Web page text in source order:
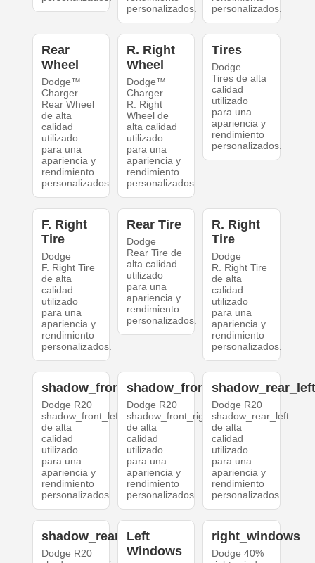
personalizados.
personalizados.
Rear
Wheel
Dodge™
Charger
Rear Wheel
de alta
calidad
utilizado
para una
apariencia y
rendimiento
personalizados.
R. Right
Wheel
Dodge™
Charger
R. Right
Wheel de
alta calidad
utilizado
para una
apariencia y
rendimiento
personalizados.
Tires
Dodge
Tires de alta
calidad
utilizado
para una
apariencia y
rendimiento
personalizados.
F. Right
Tire
Dodge
F. Right Tire
de alta
calidad
utilizado
para una
apariencia y
rendimiento
personalizados.
Rear Tire
Dodge
Rear Tire de
alta calidad
utilizado
para una
apariencia y
rendimiento
personalizados.
R. Right
Tire
Dodge
R. Right Tire
de alta
calidad
utilizado
para una
apariencia y
rendimiento
personalizados.
shadow_front_left
Dodge R20
shadow_front_left
de alta
calidad
utilizado
para una
apariencia y
rendimiento
personalizados.
shadow_front_right
Dodge R20
shadow_front_right
de alta
calidad
utilizado
para una
apariencia y
rendimiento
personalizados.
Dodge R20
shadow_rear_left
de alta
calidad
utilizado
para una
apariencia y
rendimiento
personalizados.
shadow_rear_right
Dodge R20
Left
Windows
right_windows
Dodge 40%